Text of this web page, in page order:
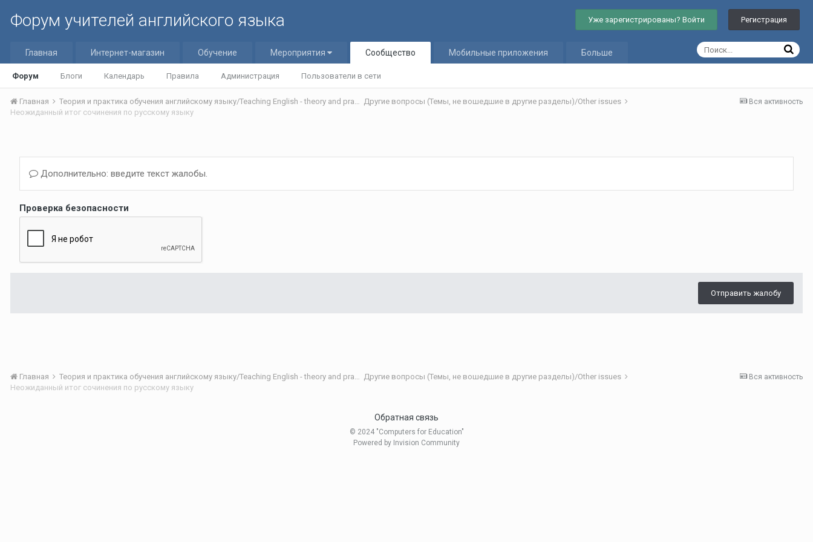
Форум учителей английского языка Уже зарегистрированы? Войти Регистрация
Главная Интернет-магазин Обучение Мероприятия Сообщество
Форум Блоги Календарь Правила Администрация Пользователи в сети
Мобильные приложения Больше
Вся активность
Главная Теория и практика обучения английскому языку/Teaching English - theory and practice Другие вопросы (Темы, не вошедшие в другие разделы)/Other issues
Неожиданный итог сочинения по русскому языку
Дополнительно: введите текст жалобы.
Проверка безопасности
Отправить жалобу
Вся активность
Главная Теория и практика обучения английскому языку/Teaching English - theory and practice Другие вопросы (Темы, не вошедшие в другие разделы)/Other issues
Неожиданный итог сочинения по русскому языку
Обратная связь
© 2024 "Computers for Education"
Powered by Invision Community